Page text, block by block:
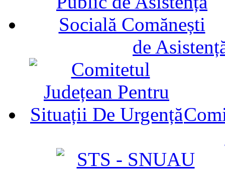
de